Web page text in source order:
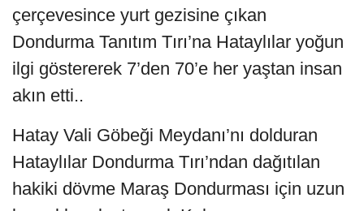
çerçevesince yurt gezisine çıkan
Dondurma Tanıtım Tırı’na Hataylılar yoğun
ilgi göstererek 7’den 70’e her yaştan insan
akın etti..
Hatay Vali Göbeği Meydanı’nı dolduran
Hataylılar Dondurma Tırı’ndan dağıtılan
hakiki dövme Maraş Dondurması için uzun